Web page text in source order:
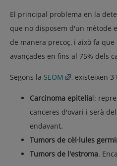
El principal problema en la
que no disposem d'un mètode
de manera precoç, i això fa
avançades en fins al 75% dels
Segons la SEOM , existeixen
Carcinoma epitelial:
canceres d'ovari i serà
endavant.
Tumors de cèl·lules
Tumors de l'estroma.